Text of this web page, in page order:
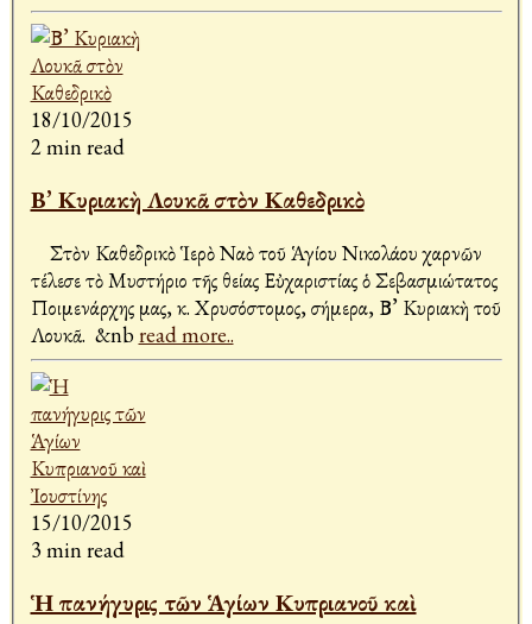
18/10/2015
2 min read
Β’ Κυριακὴ Λουκᾶ στὸν Καθεδρικὸ
Στὸν Καθεδρικὸ Ἱερὸ Ναὸ τοῦ Ἁγίου Νικολάου Ἀχαρνῶν
τέλεσε τὸ Μυστήριο τῆς θείας Εὐχαριστίας ὁ Σεβασμιώτατος
Ποιμενάρχης μας, κ. Χρυσόστομος, σήμερα, Β’ Κυριακὴ τοῦ
Λουκᾶ. &nbread more..
15/10/2015
3 min read
Ἡ πανήγυρις τῶν Ἁγίων Κυπριανοῦ καὶ